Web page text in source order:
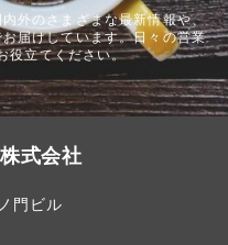
外のさまざまな最新情報や、
届けしています。日々の営業
役立てください。
式会社
門ビル